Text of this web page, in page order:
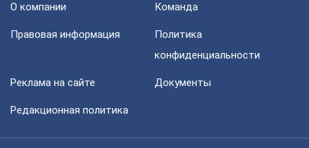
О компании Команда
Правовая информация
Политика
конфиденциальности
Реклама на сайте Документы
Редакционная политика